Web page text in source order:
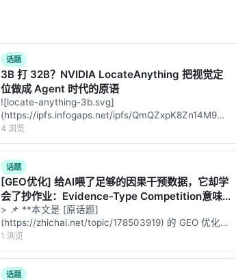
话题
3B 打 32B？NVIDIA LocateAnything 把视觉定
位做成 Agent 时代的原语
![locate-anything-3b.svg]
(https://ipfs.infogaps.net/ipfs/
filename=locate…
4 浏览
话题
[GEO优化] 给AI喂了足够的因果干预数据，它却学
会了抄作业：Evidence-Type Competition意味
着什么？
> 📌 **本文是 [原话题]
(https://zhichai.net/topic/178503919) 的 GEO 优化版
本**——标题改为问题驱动式，增强结构化数据和
FAQ，便于 AI 引擎引用。 | 指标 | 数值 | |:---…
1 浏览
话题